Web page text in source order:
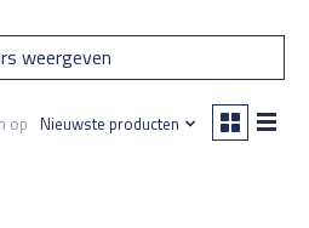
weergeven
op Nieuwste producten